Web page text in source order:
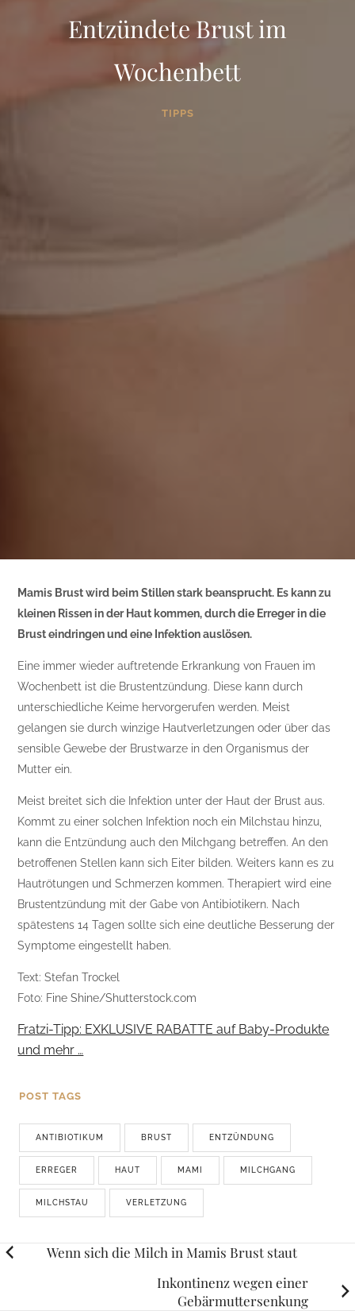
Entzündete Brust im
Wochenbett
TIPPS
Mamis Brust wird beim Stillen stark beansprucht. Es kann zu
kleinen Rissen in der Haut kommen, durch die Erreger in die
Brust eindringen und eine Infektion auslösen.
Eine immer wieder auftretende Erkrankung von Frauen im
Wochenbett ist die Brustentzündung. Diese kann durch
unterschiedliche Keime hervorgerufen werden. Meist
gelangen sie durch winzige Hautverletzungen oder über das
sensible Gewebe der Brustwarze in den Organismus der
Mutter ein.
Meist breitet sich die Infektion unter der Haut der Brust aus.
Kommt zu einer solchen Infektion noch ein Milchstau hinzu,
kann die Entzündung auch den Milchgang betreffen. An den
betroffenen Stellen kann sich Eiter bilden. Weiters kann es zu
Hautrötungen und Schmerzen kommen. Therapiert wird eine
Brustentzündung mit der Gabe von Antibiotikern. Nach
spätestens 14 Tagen sollte sich eine deutliche Besserung der
Symptome eingestellt haben.
Text: Stefan Trockel
Foto: Fine Shine/Shutterstock.com
Fratzi-Tipp: EXKLUSIVE RABATTE auf Baby-Produkte
und mehr …
POST TAGS
ANTIBIOTIKUM BRUST ENTZÜNDUNG
ERREGER HAUT MAMI MILCHGANG
MILCHSTAU VERLETZUNG
PostsWenn sich die Milch in Mamis Brust staut
Inkontinenz wegen einer
Gebärmuttersenkung